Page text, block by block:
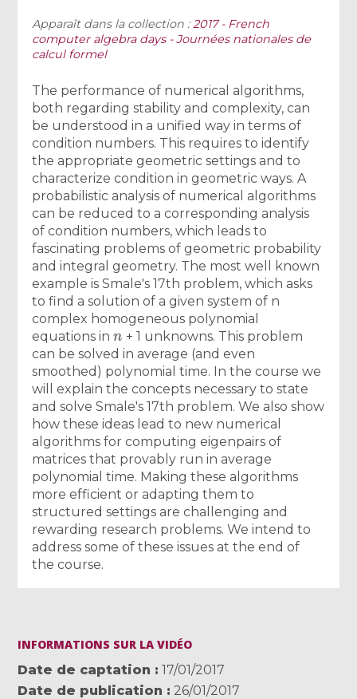
Apparaît dans la collection :2017 - French
computer algebra days - Journées nationales de
calcul formel
The performance of numerical algorithms,
both regarding stability and complexity, can
be understood in a unified way in terms of
condition numbers. This requires to identify
the appropriate geometric settings and to
characterize condition in geometric ways. A
probabilistic analysis of numerical algorithms
can be reduced to a corresponding analysis
of condition numbers, which leads to
fascinating problems of geometric probability
and integral geometry. The most well known
example is Smale's 17th problem, which asks
to find a solution of a given system of n
complex homogeneous polynomial
equations in
n
+ 1 unknowns. This problem
can be solved in average (and even
smoothed) polynomial time. In the course we
will explain the concepts necessary to state
and solve Smale's 17th problem. We also show
how these ideas lead to new numerical
algorithms for computing eigenpairs of
matrices that provably run in average
polynomial time. Making these algorithms
more efficient or adapting them to
structured settings are challenging and
rewarding research problems. We intend to
address some of these issues at the end of
the course.
INFORMATIONS SUR LA VIDÉO
Date de captation
17/01/2017
Date de publication
26/01/2017